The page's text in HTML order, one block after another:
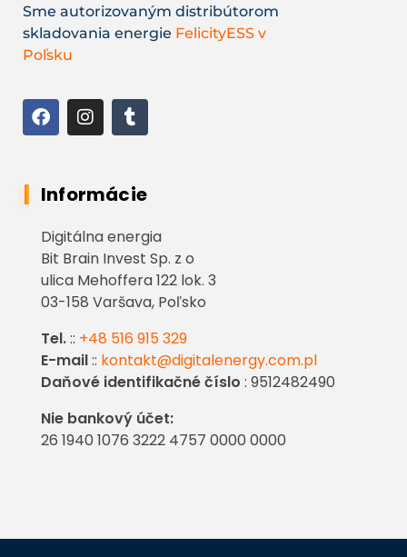
Sme autorizovaným distribútorom
skladovania energie FelicityESS v
Poľsku
Informácie
Digitálna energia
Bit Brain Invest Sp. z o
ulica Mehoffera 122 lok. 3
03-158 Varšava, Poľsko
Tel.:: +48 516 915 329
E-mail:: kontakt@digitalenergy.com.pl
Daňové identifikačné číslo : 9512482490
Nie bankový účet:
26 1940 1076 3222 4757 0000 0000